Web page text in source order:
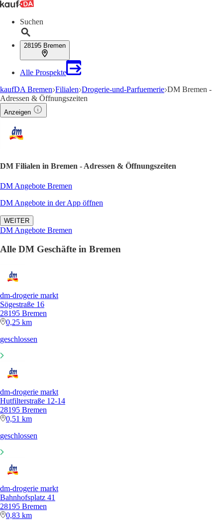
Suchen
28195 Bremen
Alle Prospekte
kaufDA Bremen Filialen Drogerie-und-Parfuemerie DM Bremen -
Adressen & Öffnungszeiten
Anzeigen
DM Filialen in Bremen - Adressen & Öffnungszeiten
DM Angebote Bremen
DM Angebote in der App öffnen
WEITER
DM Angebote Bremen
Alle DM Geschäfte in Bremen
dm-drogerie markt
Sögestraße 16
28195 Bremen
0,25 km
geschlossen
dm-drogerie markt
Hutfilterstraße 12-14
28195 Bremen
0,51 km
geschlossen
dm-drogerie markt
Bahnhofsplatz 41
28195 Bremen
0,83 km